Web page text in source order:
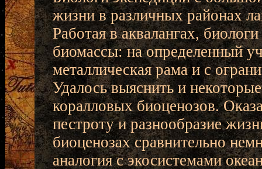
жизни в различных районах
Работая в аквалангах,
биомассы: на определенный
металлическая рама и с
Удалось выяснить и
коралловых биоценозов.
пестроту и разнообразие
биоценозах сравнительно
аналогия с экосистемами